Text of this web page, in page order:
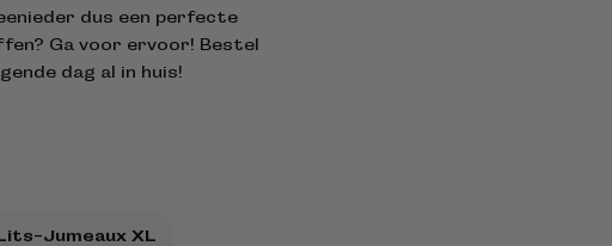
dus een perfecte
Ga voor ervoor! Bestel
dag al in huis!
Jumeaux XL